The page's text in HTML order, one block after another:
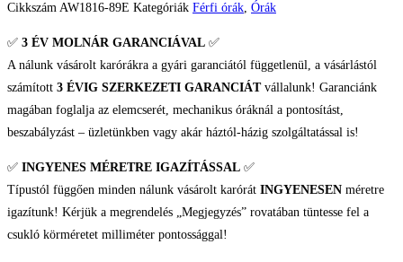
Cikkszám AW1816-89E Kategóriák Férfi órák, Órák
✅ 3 ÉV MOLNÁR GARANCIÁVAL ✅
A nálunk vásárolt karórákra a gyári garanciától függetlenül, a vásárlástól
számított 3 ÉVIG SZERKEZETI GARANCIÁTvállalunk! Garanciánk
magában foglalja az elemcserét, mechanikus óráknál a pontosítást,
beszabályzást – üzletünkben vagy akár háztól-házig szolgáltatással is!
✅ INGYENES MÉRETRE IGAZÍTÁSSAL ✅
Típustól függően minden nálunk vásárolt karórát INGYENESEN méretre
igazítunk! Kérjük a megrendelés „Megjegyzés” rovatában tüntesse fel a
csukló körméretet milliméter pontossággal!